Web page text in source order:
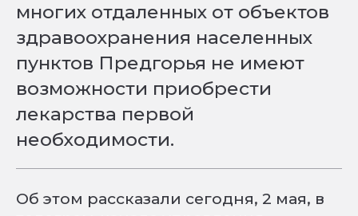
многих отдаленных от объектов
здравоохранения населенных
пунктов Предгорья не имеют
возможности приобрести
лекарства первой
необходимости.
Об этом рассказали сегодня, 2 мая, в